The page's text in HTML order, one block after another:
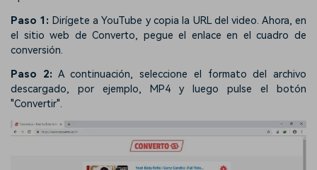
Paso 1: Dirígete a YouTube y copia la URL del video. Ahora, en
el sitio web de Converto, pegue el enlace en el cuadro de
conversión.
Paso 2: A continuación, seleccione el formato del archivo
descargado, por ejemplo, MP4 y luego pulse el botón
"Convertir".